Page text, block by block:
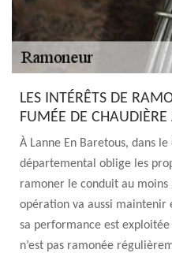
LES INTÉRÊTS DE
FUMÉE DE
À Lanne En Baretous, dans
départemental oblige les
ramoner le conduit au
opération va aussi
sa performance est
n’est pas ramonée